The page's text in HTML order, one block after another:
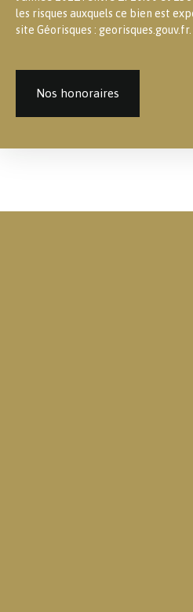
les risques auxquels ce bien est
site Géorisques : georisques.gouv.fr.
Nos honoraires